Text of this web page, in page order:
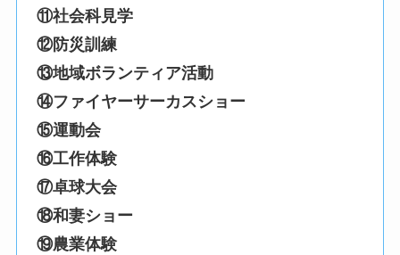
⑪社会科見学
⑫防災訓練
⑬地域ボランティア活動
⑭ファイヤーサーカスショー
⑮運動会
⑯工作体験
⑰卓球大会
⑱和妻ショー
⑲農業体験